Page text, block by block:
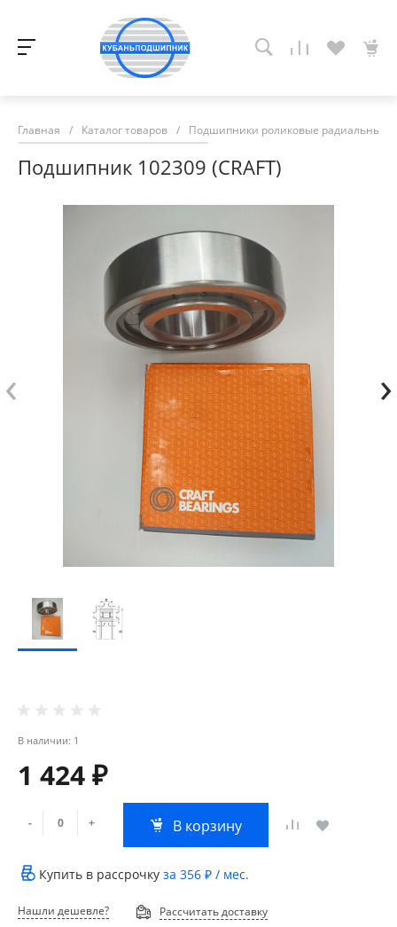
Главная / Каталог товаров / Подшипники роликовые радиальные
Подшипник 102309 (CRAFT)
‹ ›
В наличии: 1
1 424 ₽
- + В корзину
Купить в рассрочку за 356 ₽ / мес.
Нашли дешевле? Рассчитать доставку